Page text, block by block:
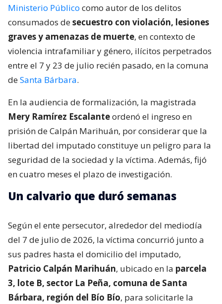
Ministerio Público como autor de los delitos
consumados desecuestro con violación, lesiones
graves y amenazas de muerte, en contexto de
violencia intrafamiliar y género, ilícitos perpetrados
entre el 7 y 23 de julio recién pasado, en la comuna
deSanta Bárbara.
En la audiencia de formalización, la magistrada
Mery Ramírez Escalanteordenó el ingreso en
prisión de Calpán Marihuán, por considerar que la
libertad del imputado constituye un peligro para la
seguridad de la sociedad y la víctima. Además, fijó
en cuatro meses el plazo de investigación.
Un calvario que duró semanas
Según el ente persecutor, alrededor del mediodía
del 7 de julio de 2026, la víctima concurrió junto a
sus padres hasta el domicilio del imputado,
Patricio Calpán Marihuán, ubicado en la parcela
3, lote B, sector La Peña, comuna de Santa
Bárbara, región del Bío Bío, para solicitarle la